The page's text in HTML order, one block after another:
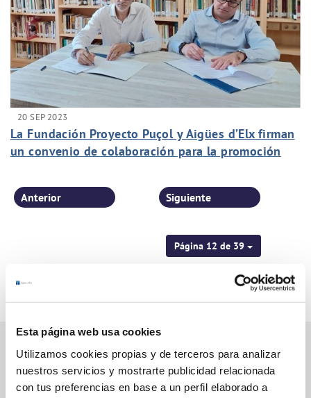
Esta página web usa cookies
Utilizamos cookies propias y de terceros para analizar
nuestros servicios y mostrarte publicidad relacionada
con tus preferencias en base a un perfil elaborado a
20 SEP 2023
La Fundación Proyecto Puçol y Aigües d’Elx firman
un convenio de colaboración para la promoción
Página 12 de 39
Anterior Siguiente
Gestiones Online